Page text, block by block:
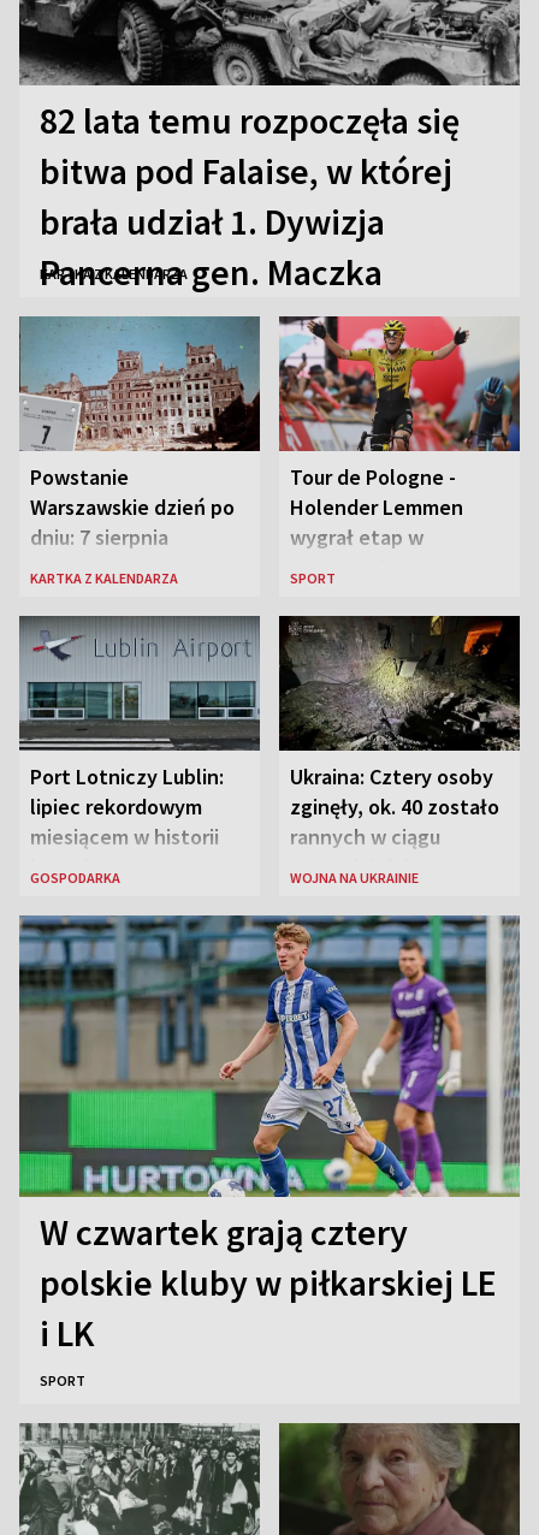
82 lata temu rozpoczęła się
bitwa pod Falaise, w której
brała udział 1. Dywizja
Pancerna gen. Maczka
KARTKA Z KALENDARZA
Powstanie
Warszawskie dzień po
dniu: 7 sierpnia
KARTKA Z KALENDARZA
Tour de Pologne -
Holender Lemmen
wygrał etap w
Karpaczu i został
SPORT
Port Lotniczy Lublin:
lipiec rekordowym
miesiącem w historii
lotniska
GOSPODARKA
Ukraina: Cztery osoby
zginęły, ok. 40 zostało
rannych w ciągu
ostatniej doby w
WOJNA NA UKRAINIE
W czwartek grają cztery
polskie kluby w piłkarskiej LE
i LK
SPORT